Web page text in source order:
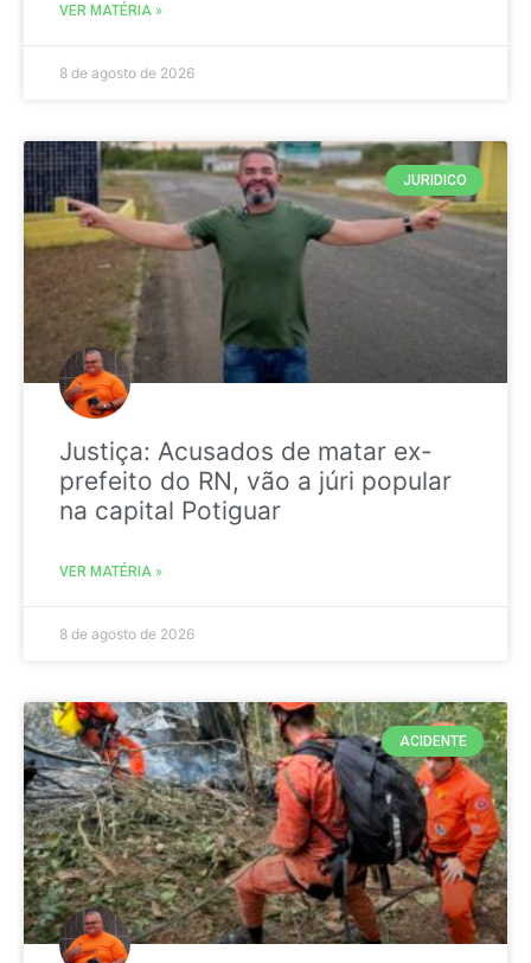
VER MATÉRIA »
8 de agosto de 2026
JURIDICO
Justiça: Acusados de matar ex-
prefeito do RN, vão a júri popular
na capital Potiguar
VER MATÉRIA »
8 de agosto de 2026
ACIDENTE